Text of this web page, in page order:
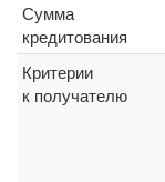
Сумма
кредитования
Критерии
к получателю